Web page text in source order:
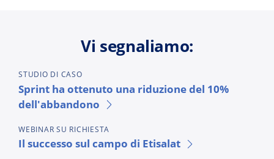
Vi segnaliamo:
STUDIO DI CASO
Sprint ha ottenuto una riduzione del 10%
dell'abbandono
WEBINAR SU RICHIESTA
Il successo sul campo di Etisalat